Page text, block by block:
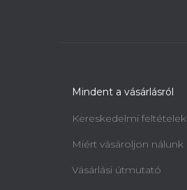
Mindent a vásárlásról
Kereskedelmi feltételek
Miért vásároljon nálunk
Vásárlási útmutató